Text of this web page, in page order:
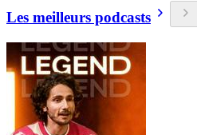
Les meilleurs podcasts